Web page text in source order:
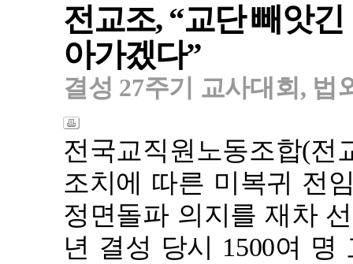
전교조, “교단 빼앗
아가겠다”
결성 27주기 교사대회, 법
전국교직원노동조합(
조치에 따른 미복귀 전
정면돌파 의지를 재차
년 결성 당시 1500여